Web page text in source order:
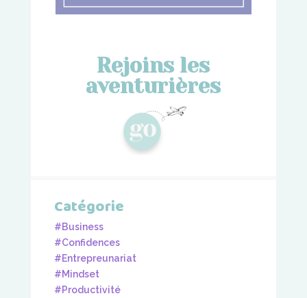
Rejoins les
aventurières
Catégorie
#Business
#Confidences
#Entrepreunariat
#Mindset
#Productivité